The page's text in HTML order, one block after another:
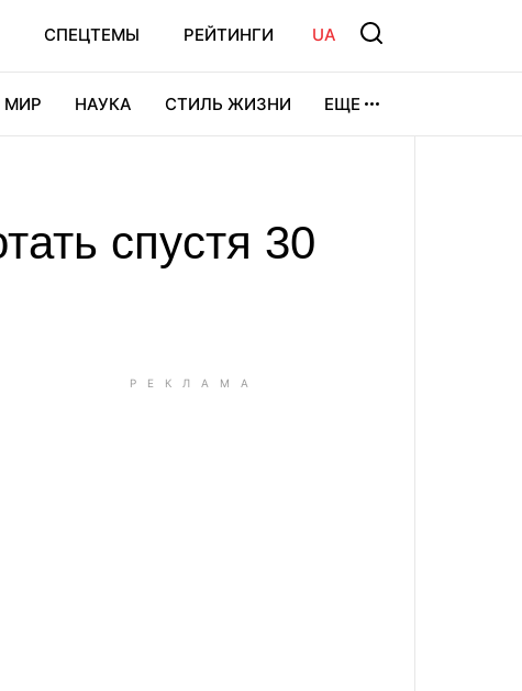
СПЕЦТЕМЫ РЕЙТИНГИ UA
МИР НАУКА СТИЛЬ ЖИЗНИ ЕЩЕ
спустя 30